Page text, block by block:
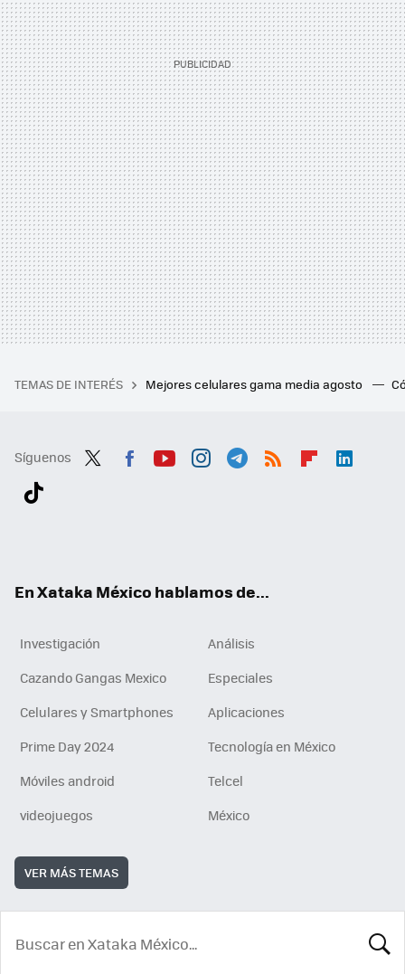
TEMAS DE INTERÉS Mejores celulares gama media agosto
Síguenos
En Xataka México hablamos de...
Investigación
Análisis
Cazando Gangas Mexico
Especiales
Celulares y Smartphones
Aplicaciones
Prime Day 2024
Tecnología en México
Móviles android
Telcel
videojuegos
México
VER MÁS TEMAS